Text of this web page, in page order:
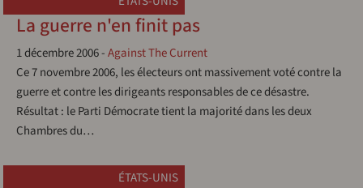
La guerre n'en finit pas
1 décembre 2006-Against The Current
Ce 7 novembre 2006, les électeurs ont massivement voté contre la
guerre et contre les dirigeants responsables de ce désastre.
Résultat : le Parti Démocrate tient la majorité dans les deux
Chambres du…
ÉTATS-UNIS